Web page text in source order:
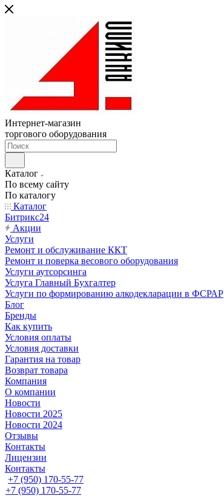
Интернет-магазин
торгового оборудования
Каталог
По всему сайту
По каталогу
Каталог
Битрикс24
Акции
Услуги
Ремонт и обслуживание ККТ
Ремонт и поверка весового оборудования
Услуги аутсорсинга
Услуга Главный Бухгалтер
Услуги по формированию алкодекларации в ФСРАР
Блог
Бренды
Как купить
Условия оплаты
Условия доставки
Гарантия на товар
Возврат товара
Компания
О компании
Новости
Новости 2025
Новости 2024
Отзывы
Контакты
Лицензии
Контакты
+7 (950) 170-55-77
+7 (950) 170-55-77